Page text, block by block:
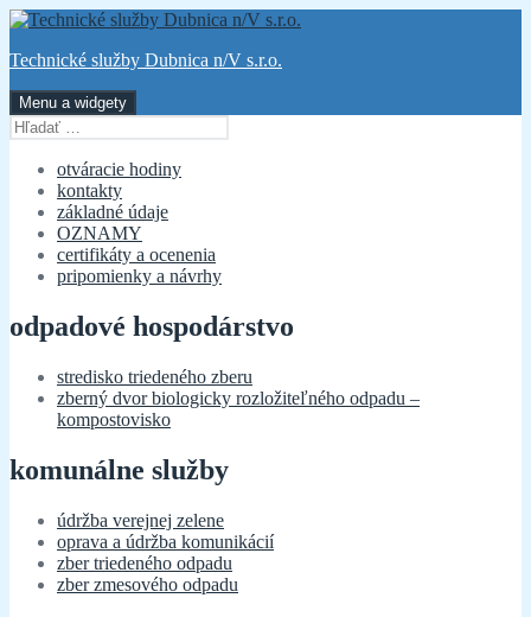
Preskočiť
obsah
Technické služby Dubnica n/V s.r.o.
Menu a widgety
Hľadať:
otváracie hodiny
kontakty
základné údaje
OZNAMY
certifikáty a ocenenia
pripomienky a návrhy
odpadové hospodárstvo
stredisko triedeného zberu
zberný dvor biologicky rozložiteľného odpadu –
kompostovisko
komunálne služby
údržba verejnej zelene
oprava a údržba komunikácií
zber triedeného odpadu
zber zmesového odpadu